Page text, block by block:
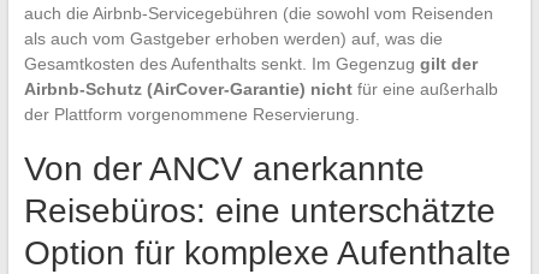
auch die Airbnb-Servicegebühren (die sowohl vom Reisenden
als auch vom Gastgeber erhoben werden) auf, was die
Gesamtkosten des Aufenthalts senkt. Im Gegenzug gilt der
Airbnb-Schutz (AirCover-Garantie) nichtfür eine außerhalb
der Plattform vorgenommene Reservierung.
Von der ANCV anerkannte
Reisebüros: eine unterschätzte
Option für komplexe Aufenthalte